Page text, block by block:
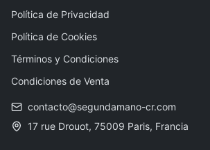
Política de Privacidad
Política de Cookies
Términos y Condiciones
Condiciones de Venta
contacto@segundamano-cr.com
17 rue Drouot, 75009 Paris, Francia